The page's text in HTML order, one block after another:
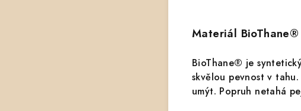
Materiál BioThane®
BioThane® je
skvělou pevnost v
umýt. Popruh netahá